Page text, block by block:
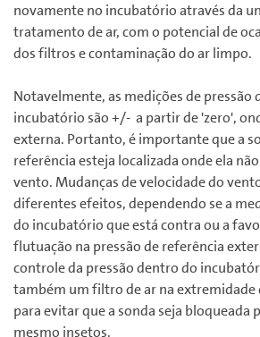
novamente no incubatório através da
tratamento de ar, com o potencial de
dos filtros e contaminação do ar limpo.
Notavelmente, as medições de pressão
incubatório são +/- a partir de 'zero',
externa. Portanto, é importante que a
referência esteja localizada onde ela
vento. Mudanças de velocidade do
diferentes efeitos, dependendo se a
do incubatório que está contra ou a
flutuação na pressão de referência
controle da pressão dentro do
também um filtro de ar na extremidade
para evitar que a sonda seja bloqueada
mesmo insetos.